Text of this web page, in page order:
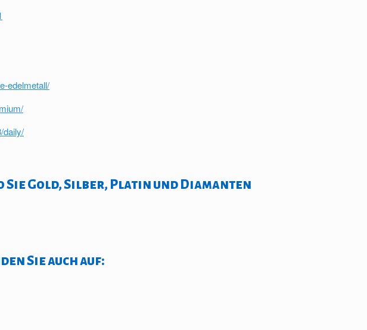
edelmetall/
daily/
Sie Gold, Silber, Platin und Diamanten
Sie auch auf: